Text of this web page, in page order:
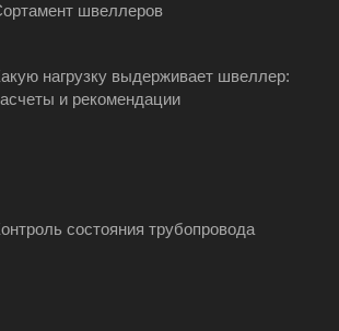
швеллеров
нагрузку выдерживает швеллер:
и рекомендации
состояния трубопровода